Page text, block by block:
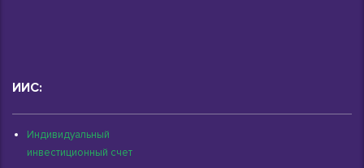
ИИС:
Индивидуальный
инвестиционный счет